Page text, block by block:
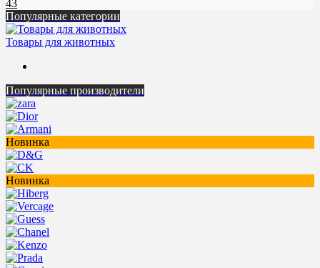
43
Популярные категории
Товары для животных
Популярные производители
Новинка
Новинка